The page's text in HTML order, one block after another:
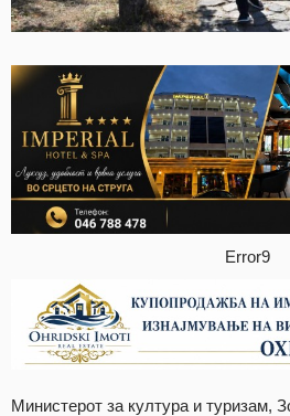
Error9
Министерот за култура и туризам,